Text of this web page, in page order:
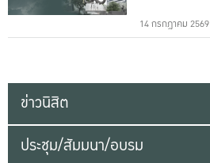
14 กรกฎาคม 2569
ข่าวนิสิต
ประชุม/สัมมนา/อบรม